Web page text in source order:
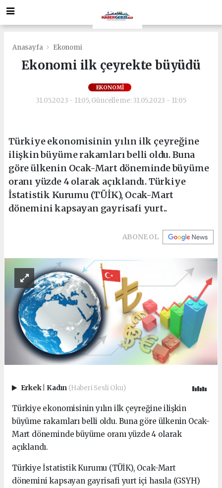
Anasayfa Ekonomi
Ekonomi ilk çeyrekte büyüdü
EKONOMI
31.05.2023 - 11:05, Güncelleme: 31.05.2023 - 11:05
Türkiye ekonomisinin yılın ilk çeyreğine
ilişkin büyüme rakamları belli oldu. Buna
göre ülkenin Ocak-Mart döneminde büyüme
oranı yüzde 4 olarak açıklandı. Türkiye
İstatistik Kurumu (TÜİK), Ocak-Mart
dönemini kapsayan gayrisafi yurt..
ABONE OL
Erkek Kadın (Haberi Sesli Oku)
Türkiye ekonomisinin yılın ilk çeyreğine ilişkin
büyüme rakamları belli oldu. Buna göre ülkenin Ocak-
Mart döneminde büyüme oranı yüzde 4 olarak
açıklandı.
Türkiye İstatistik Kurumu (TÜİK), Ocak-Mart
dönemini kapsayan gayrisafi yurt içi hasıla (GSYH)